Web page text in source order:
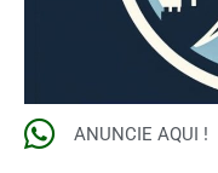
ANUNCIE AQUI !